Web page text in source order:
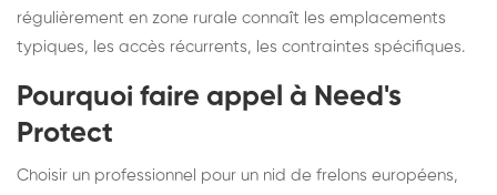
régulièrement en zone rurale connaît les emplacements
typiques, les accès récurrents, les contraintes spécifiques.
Pourquoi faire appel à Need's
Protect
Choisir un professionnel pour un nid de frelons européens,